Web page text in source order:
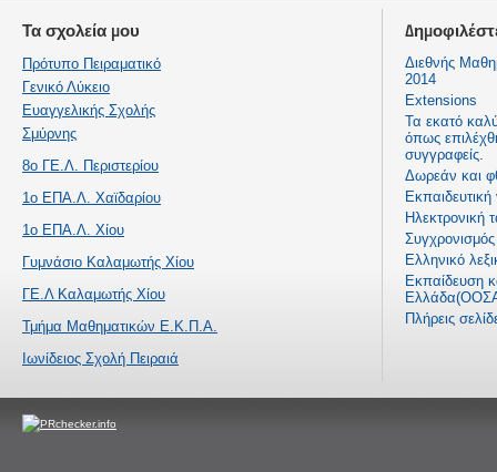
Τα σχολεία μου
Πρότυπο Πειραματικό
Γενικό Λύκειο
Ευαγγελικής Σχολής
Σμύρνης
8ο ΓΕ.Λ. Περιστερίου
1ο ΕΠΑ.Λ. Χαϊδαρίου
1ο ΕΠΑ.Λ. Χίου
Γυμνάσιο Καλαμωτής Χίου
ΓΕ.Λ Καλαμωτής Χίου
Τμήμα Μαθηματικών Ε.Κ.Π.Α.
Ιωνίδειος Σχολή Πειραιά
Διεθνής
2014
Extensions
Τα εκατό
όπως
συγγραφείς.
Δωρεάν και
Ηλεκτρονική
Ελληνικό
Εκπαίδευση
Πλήρεις